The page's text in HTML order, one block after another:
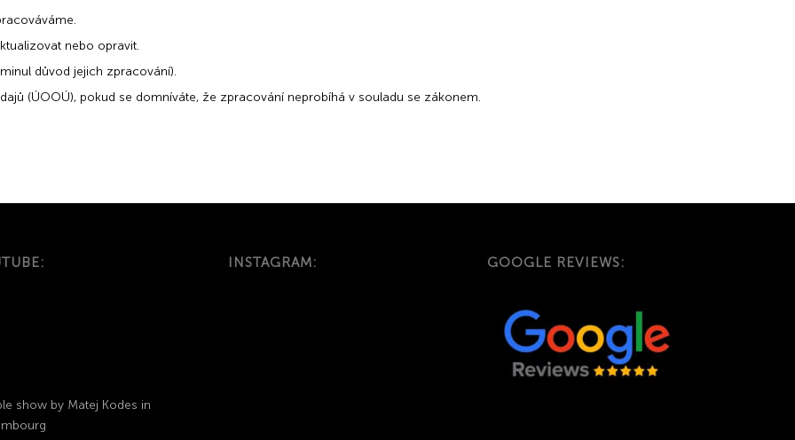
nebo opravit.
důvod jejich zpracování).
(ÚOOÚ), pokud se domníváte, že zpracování neprobíhá v souladu se zákonem.
show by Matej Kodes in
INSTAGRAM: GOOGLE REVIEWS: